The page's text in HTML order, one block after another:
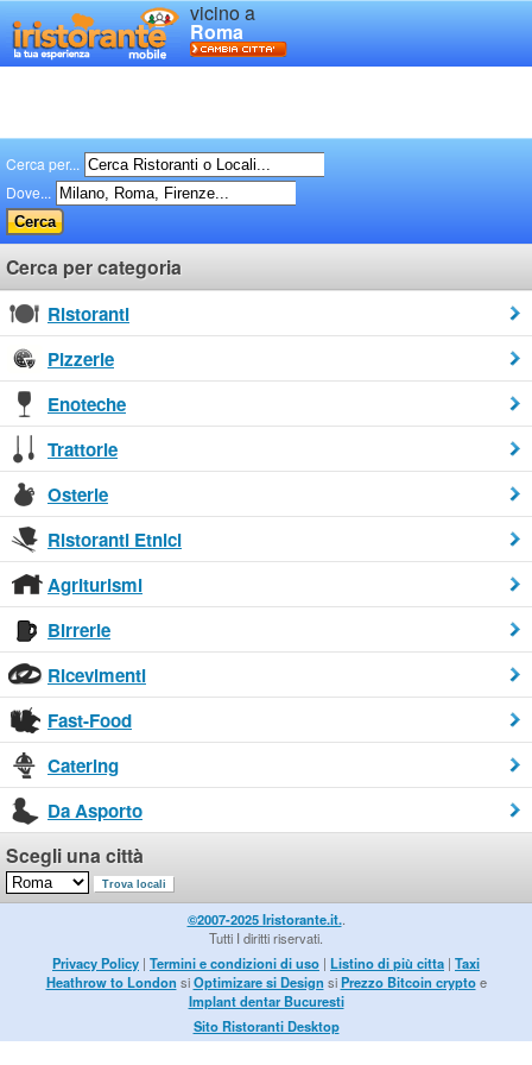
vicino a
Roma
Cerca per...
Dove...
Cerca per categoria
Ristoranti
Pizzerie
Enoteche
Trattorie
Osterie
Ristoranti Etnici
Agriturismi
Birrerie
Ricevimenti
Fast-Food
Catering
Da Asporto
Scegli una città
©2007-2025 Iristorante.it..
Tutti I diritti riservati.
Privacy Policy | Termini e condizioni di uso | Listino di più citta | Taxi
Heathrow to London siOptimizare si Design siPrezzo Bitcoin cryptoe
Implant dentar Bucuresti
Sito Ristoranti Desktop